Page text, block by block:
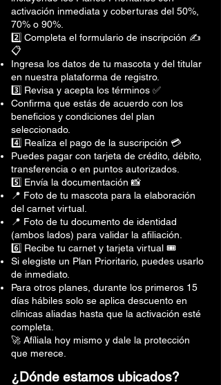
activación inmediata y coberturas del 50%,
70% o 90%.
2️⃣ Completa el formulario de inscripción ✍️
📋
Ingresa los datos de tu mascota y del titular
en nuestra plataforma de registro.
3️⃣ Revisa y acepta los términos ✅
Confirma que estás de acuerdo con los
beneficios y condiciones del plan
seleccionado.
4️⃣ Realiza el pago de la suscripción 💳
Puedes pagar con tarjeta de crédito, débito,
transferencia o en puntos autorizados.
5️⃣ Envía la documentación 📸
📍 Foto de tu mascota para la elaboración
del carnet virtual.
📍 Foto de tu documento de identidad
(ambos lados) para validar la afiliación.
6️⃣ Recibe tu carnet y tarjeta virtual 🎟️
Si elegiste un Plan Prioritario, puedes usarlo
de inmediato.
Para otros planes, durante los primeros 15
días hábiles solo se aplica descuento en
clínicas aliadas hasta que la activación esté
completa.
🚀 Afíliala hoy mismo y dale la protección
que merece.
¿Dónde estamos ubicados?